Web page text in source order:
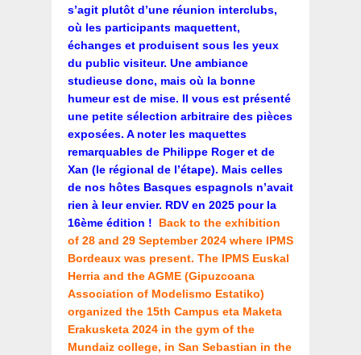
s’agit plutôt d’une réunion interclubs,
où les participants maquettent,
échanges et produisent sous les yeux
du public visiteur. Une ambiance
studieuse donc, mais où la bonne
humeur est de mise. Il vous est présenté
une petite sélection arbitraire des pièces
exposées. A noter les maquettes
remarquables de Philippe Roger et de
Xan (le régional de l’étape). Mais celles
de nos hôtes Basques espagnols n’avait
rien à leur envier. RDV en 2025 pour la
16ème édition ! Back to the exhibition
of 28 and 29 September 2024 where IPMS
Bordeaux was present. The IPMS Euskal
Herria and the AGME (Gipuzcoana
Association of Modelismo Estatiko)
organized the 15th Campus eta Maketa
Erakusketa 2024 in the gym of the
Mundaiz college, in San Sebastian in the